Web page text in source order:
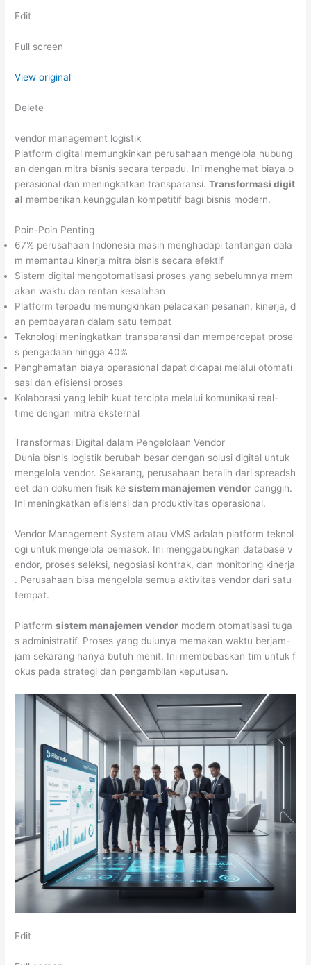
Edit
Full screen
View original
Delete
vendor management logistik
Platform digital memungkinkan perusahaan mengelola hubung
an dengan mitra bisnis secara terpadu. Ini menghemat biaya o
perasional dan meningkatkan transparansi.Transformasi digit
al memberikan keunggulan kompetitif bagi bisnis modern.
Poin-Poin Penting
67% perusahaan Indonesia masih menghadapi tantangan dala
m memantau kinerja mitra bisnis secara efektif
Sistem digital mengotomatisasi proses yang sebelumnya mem
akan waktu dan rentan kesalahan
Platform terpadu memungkinkan pelacakan pesanan, kinerja, d
an pembayaran dalam satu tempat
Teknologi meningkatkan transparansi dan mempercepat prose
s pengadaan hingga 40%
Penghematan biaya operasional dapat dicapai melalui otomati
sasi dan efisiensi proses
Kolaborasi yang lebih kuat tercipta melalui komunikasi real-
time dengan mitra eksternal
Transformasi Digital dalam Pengelolaan Vendor
Dunia bisnis logistik berubah besar dengan solusi digital untuk
mengelola vendor. Sekarang, perusahaan beralih dari spreadsh
eet dan dokumen fisik kesistem manajemen vendor canggih.
Ini meningkatkan efisiensi dan produktivitas operasional.
Vendor Management System atau VMS adalah platform teknol
ogi untuk mengelola pemasok. Ini menggabungkan database v
endor, proses seleksi, negosiasi kontrak, dan monitoring kinerja
. Perusahaan bisa mengelola semua aktivitas vendor dari satu
tempat.
Platformsistem manajemen vendor modern otomatisasi tuga
s administratif. Proses yang dulunya memakan waktu berjam-
jam sekarang hanya butuh menit. Ini membebaskan tim untuk f
okus pada strategi dan pengambilan keputusan.
Edit